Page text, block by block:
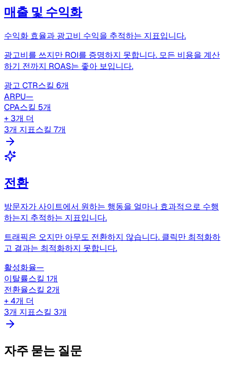
매출 및 수익화
수익화 효율과 광고비 수익을 추적하는 지표입니다.
광고비를 쓰지만 ROI를 증명하지 못합니다. 모든 비용을 계산
하기 전까지 ROAS는 좋아 보입니다.
광고 CTR스킬 6개
ARPU—
CPA스킬 5개
+ 3개 더
3개 지표스킬 7개
전환
방문자가 사이트에서 원하는 행동을 얼마나 효과적으로 수행
하는지 추적하는 지표입니다.
트래픽은 오지만 아무도 전환하지 않습니다. 클릭만 최적화하
고 결과는 최적화하지 못합니다.
활성화율—
이탈률스킬 1개
전환율스킬 2개
+ 4개 더
3개 지표스킬 3개
자주 묻는 질문